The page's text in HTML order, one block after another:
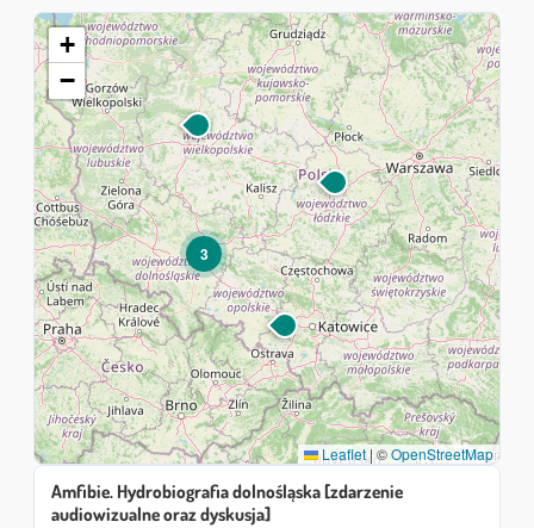
3
+
−
Leaflet|©OpenStreetMap
Amfibie. Hydrobiografia dolnośląska [zdarzenie
audiowizualne oraz dyskusja]